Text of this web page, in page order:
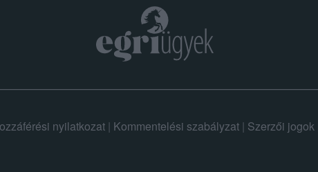
nyilatkozat| Kommentelési szabályzat| Szerzői jogok